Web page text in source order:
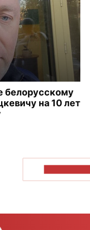
белорусскому
на 10 лет